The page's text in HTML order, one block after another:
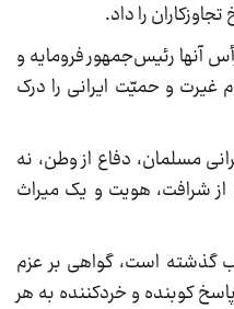
را داد.
آنها رئیس‌جمهور فرومایه و
و حمیّت ایرانی را درک
مسلمان، دفاع از وطن، نه
شرافت، هویت و یک میراث
ملت ایران که از ۱۰۰ شب گذشته است، گواهی بر عزم
کوبنده و خردکننده به هر